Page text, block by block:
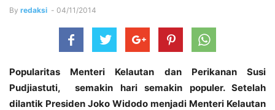
By redaksi - 04/11/2014
Popularitas Menteri Kelautan dan Perikanan Susi
Pudjiastuti, semakin hari semakin populer. Setelah
dilantik Presiden Joko Widodo menjadi Menteri Kelautan